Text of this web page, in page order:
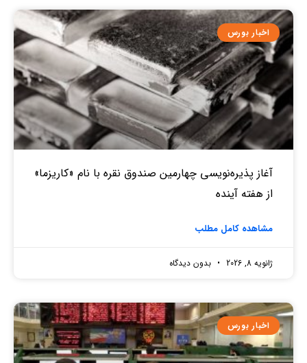
اخبار بورس
آغاز پذیره‌نویسی چهارمین صندوق نقره‌ با نام «کاریزما»
از هفته آینده
مشاهده کامل مطلب
ژانویه 8, 2026 بدون دیدگاه
اخبار بورس